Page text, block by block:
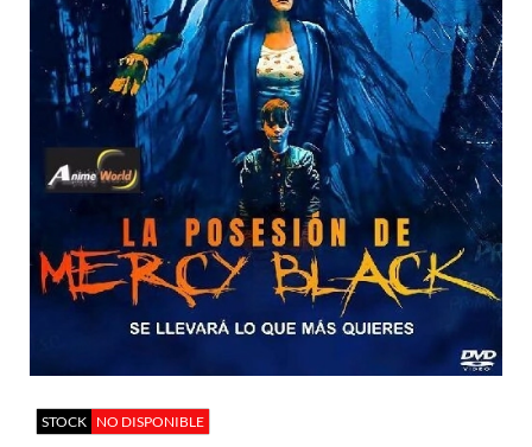
STOCK NO DISPONIBLE